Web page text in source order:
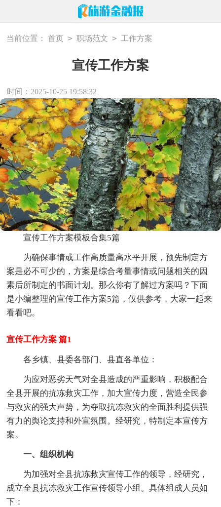
当前位置： 首页 > 职场范文 > 工作方案
宣传工作方案
时间：2025-10-25 19:58:32
宣传工作方案模板合集5篇
为确保事情或工作高质量高水平开展，预先制定方
案是必不可少的，方案是综合考量事情或问题相关的因
素后所制定的书面计划。那么你有了解过方案吗？下面
是小编整理的宣传工作方案5篇，仅供参考，大家一起来
看看吧。
宣传工作方案 篇1
各乡镇、县委各部门、县直各单位：
为应对恶劣天气对全县造成的严重影响，积极配合
全县开展的抗冻救灾工作，加大宣传力度，营造全民参
与救灾的强大声势，为夺取抗冻救灾的全面胜利提供强
有力的舆论支持和外宣氛围。经研究，特制定本宣传方
案。
一、组织机构
为加强对全县抗冻救灾宣传工作的领导，经研究，
成立全县抗冻救灾工作宣传领导小组。具体组成人员如
下：